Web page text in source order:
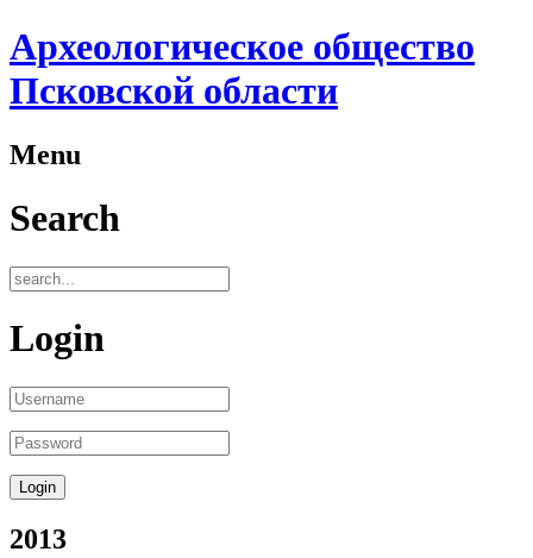
Археологическое общество
Псковской области
Menu
Search
Login
2013